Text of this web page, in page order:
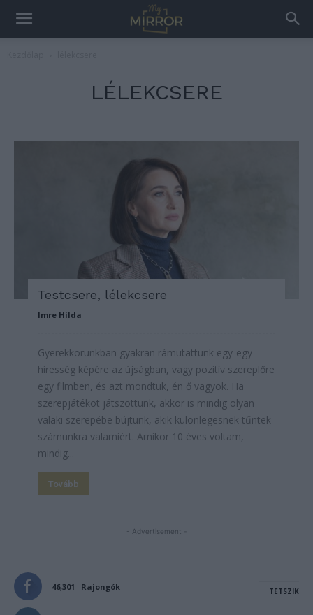
LÉLEKCSERE
Testcsere, lélekcsere
Imre Hilda
Gyerekkorunkban gyakran rámutattunk egy-egy
híresség képére az újságban, vagy pozitív szereplőre
egy filmben, és azt mondtuk, én ő vagyok. Ha
szerepjátékot játszottunk, akkor is mindig olyan
valaki szerepébe bújtunk, akik különlegesnek tűntek
számunkra valamiért. Amikor 10 éves voltam,
mindig...
Tovább
- Advertisement -
46,301 Rajongók TETSZIK